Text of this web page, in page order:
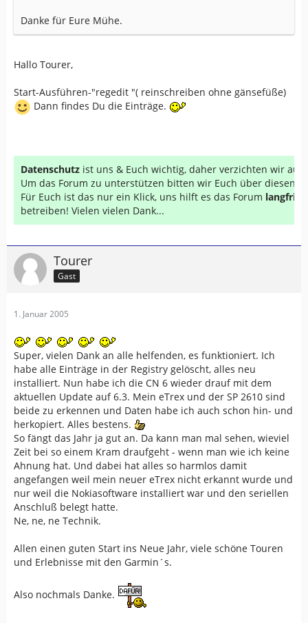
Danke für Eure Mühe.
Hallo Tourer,
Start-Ausführen-"regedit "( reinschreiben ohne gänsefüße)
Dann findes Du die Einträge.
Datenschutz ist uns & Euch wichtig, daher verzichten wir auf
Um das Forum zu unterstützen bitten wir Euch über diesen
Für Euch ist das nur ein Klick, uns hilft es das Forum
betreiben! Vielen vielen Dank...
Tourer
Gast
1. Januar 2005
Super, vielen Dank an alle helfenden, es funktioniert. Ich
habe alle Einträge in der Registry gelöscht, alles neu
installiert. Nun habe ich die CN 6 wieder drauf mit dem
aktuellen Update auf 6.3. Mein eTrex und der SP 2610 sind
beide zu erkennen und Daten habe ich auch schon hin- und
herkopiert. Alles bestens.
So fängt das Jahr ja gut an. Da kann man mal sehen, wieviel
Zeit bei so einem Kram draufgeht - wenn man wie ich keine
Ahnung hat. Und dabei hat alles so harmlos damit
angefangen weil mein neuer eTrex nicht erkannt wurde und
nur weil die Nokiasoftware installiert war und den seriellen
Anschluß belegt hatte.
Ne, ne, ne Technik.
Allen einen guten Start ins Neue Jahr, viele schöne Touren
und Erlebnisse mit den Garmin´s.
Also nochmals Danke.